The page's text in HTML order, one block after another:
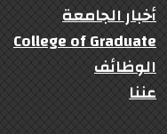
أخبار الجامعة
College of Graduate
الوظائف
عننا